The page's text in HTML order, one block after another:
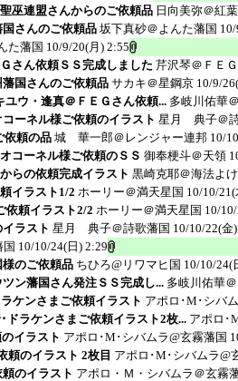
連盟さんからのご依頼品 日向美弥＠紅
さんのご依頼品 坂下真砂＠よんた藩国
た藩国 10/9/20(月) 2:55
さん依頼ＳＳ完成しました 芹沢琴＠ＦＥＧ
国さんのご依頼品 サカキ＠星鋼京 10/9/
ユウ・逢真＠ＦＥＧさん依頼... 多岐川佑華
ーネル様ご依頼のイラスト 星月 典子＠
頼の品 城 華一郎＠レンジャー連邦 10/
コーネル様ご依頼のＳＳ 御奉梗斗＠天領
らの依頼完成イラスト 黒崎克耶＠海法よ
イラスト1/2 ホーリー＠満天星国 10/10/21(
依頼イラスト2/2 ホーリー＠満天星国 10/
ラスト 星月 典子＠詩歌藩国 10/10/22(金
10/10/24(日) 2:29
のご依頼品 ちひろ@リワマヒ国 10/10/24(
ン藩国さん発注ＳＳ完成し... 多岐川佑華
ケンさまご依頼イラスト アポロ･M･シバ
ラケンさまご依頼イラスト2枚... アポロ･
イラスト アポロ･M･シバムラ@玄霧藩国
頼のイラスト 2枚目 アポロ･M･シバムラ@
のイラスト アポロ・Ｍ・シバムラ＠玄霧